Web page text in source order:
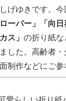
げゆきです。
ーバー」「向
ス」 の折り紙な
した。高齢者
制作などにご参